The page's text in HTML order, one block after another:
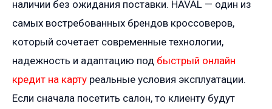
наличии без ожидания поставки. HAVAL — один из
самых востребованных брендов кроссоверов,
который сочетает современные технологии,
надежность и адаптацию под быстрый онлайн
кредит на карту реальные условия эксплуатации.
Если сначала посетить салон, то клиенту будут